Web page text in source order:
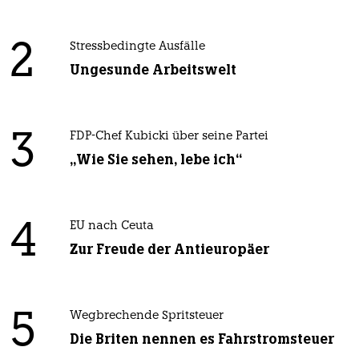
2 Stressbedingte Ausfälle
Ungesunde Arbeitswelt
3 FDP-Chef Kubicki über seine Partei
„Wie Sie sehen, lebe ich“
4 EU nach Ceuta
Zur Freude der Antieuropäer
5 Wegbrechende Spritsteuer
Die Briten nennen es Fahrstromsteuer